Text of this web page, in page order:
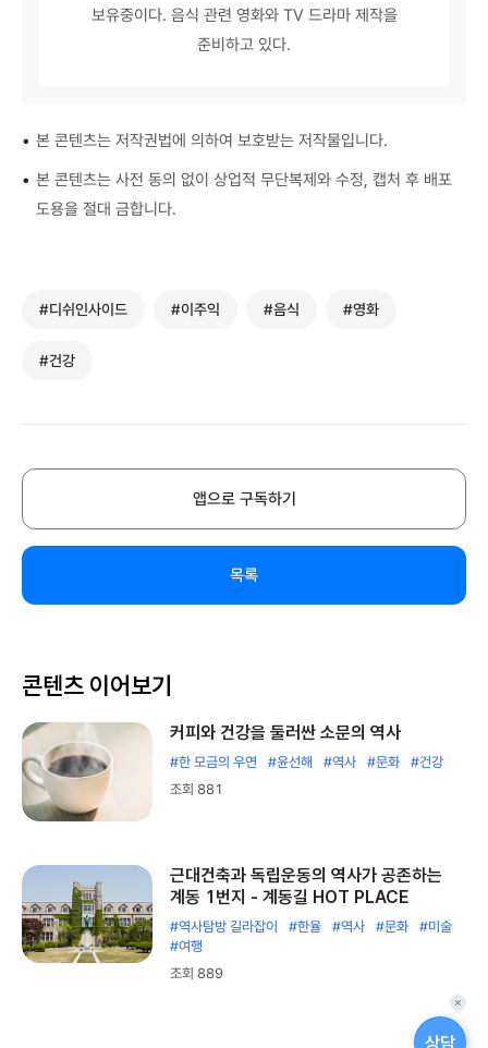
보유중이다. 음식 관련 영화와 TV 드라마 제작을
준비하고 있다.
• 본 콘텐츠는 저작권법에 의하여 보호받는 저작물입니다.
• 본 콘텐츠는 사전 동의 없이 상업적 무단복제와 수정, 캡처 후 배포
도용을 절대 금합니다.
#디쉬인사이드 #이주익 #음식 #영화
#건강
앱으로 구독하기
목록
콘텐츠 이어보기
커피와 건강을 둘러싼 소문의 역사
#한 모금의 우연 #윤선해 #역사 #문화
#건강
조회 881
근대건축과 독립운동의 역사가 공존하는
계동 1번지 - 계동길 HOT PLACE
#역사탐방 길라잡이 #한율 #역사 #문화
#미술
#여행
조회 889
상담
퀵
메